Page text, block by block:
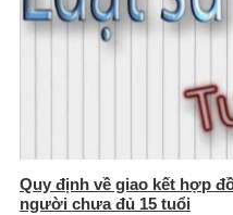
Quy định về giao kết hợp
người chưa đủ 15 tuổi